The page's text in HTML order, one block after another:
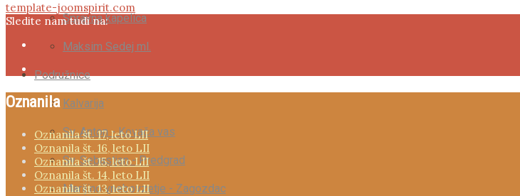
Spravna kapelica
Maksim Sedej ml.
Podružnice
Kalvarija
Sv. Anton - Kovača vas
Sv. Sebastjan - Predgrad
Marijino vnebovzetje - Zagozdac
template-joomspirit.com
Sledite nam tudi na:
Oznanila
Oznanila št. 17, leto LII
Oznanila št. 16, leto LII
Oznanila št. 15, leto LII
Oznanila št. 14, leto LII
Oznanila št. 13, leto LII